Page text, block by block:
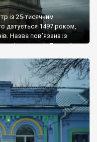
із 25-тисячним
датується 1497 роком,
Назва пов’язана із
мешканці. До речі,
1629 роком. В той час це